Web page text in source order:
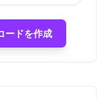
ードを作成